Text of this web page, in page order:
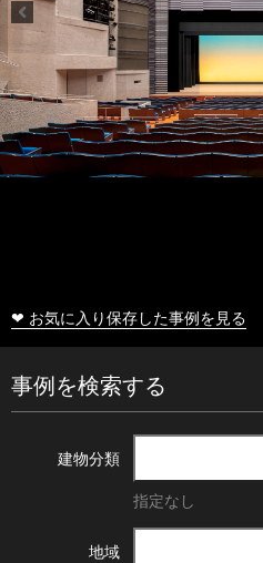
❤ お気に入り保存した事例を見る
事例を検索する
建物分類
指定なし
地域